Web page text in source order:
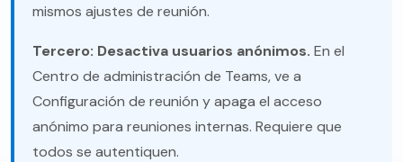
mismos ajustes de reunión.
Tercero: Desactiva usuarios anónimos. En el
Centro de administración de Teams, ve a
Configuración de reunión y apaga el acceso
anónimo para reuniones internas. Requiere que
todos se autentiquen.